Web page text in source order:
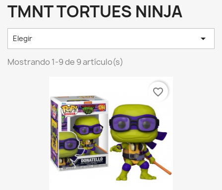
TMNT TORTUES NINJA
Elegir 
Mostrando 1-9 de 9 artículo(s)
favorite_border